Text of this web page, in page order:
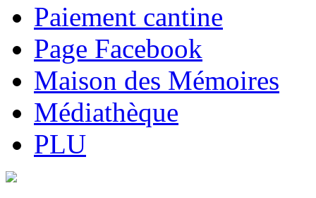
Paiement cantine
Page Facebook
Maison des Mémoires
Médiathèque
PLU